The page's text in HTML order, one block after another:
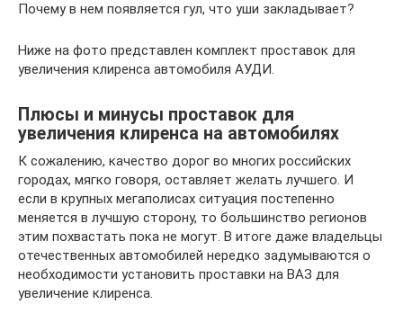
Почему в нем появляется гул, что уши закладывает?
Ниже на фото представлен комплект проставок для
увеличения клиренса автомобиля АУДИ.
Плюсы и минусы проставок для
увеличения клиренса на автомобилях
К сожалению, качество дорог во многих российских
городах, мягко говоря, оставляет желать лучшего. И
если в крупных мегаполисах ситуация постепенно
меняется в лучшую сторону, то большинство регионов
этим похвастать пока не могут. В итоге даже владельцы
отечественных автомобилей нередко задумываются о
необходимости установить проставки на ВАЗ для
увеличение клиренса.